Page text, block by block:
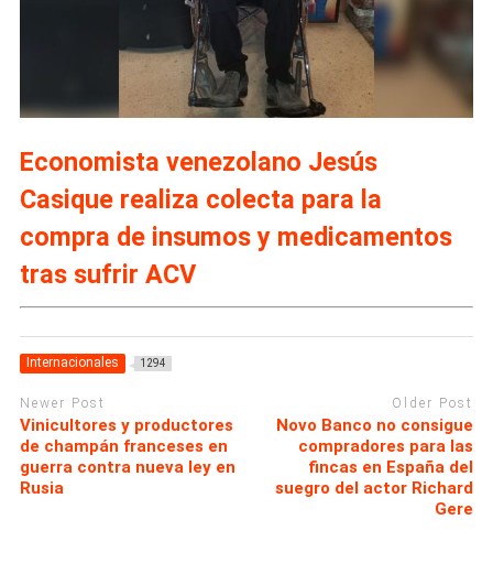
Economista venezolano Jesús
Casique realiza colecta para la
compra de insumos y medicamentos
tras sufrir ACV
Internacionales 1294
Newer Post
Vinicultores y productores
de champán franceses en
guerra contra nueva ley en
Rusia
Older Post
Novo Banco no consigue
compradores para las
fincas en España del
suegro del actor Richard
Gere